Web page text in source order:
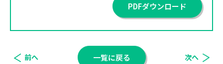
PDFダウンロード
前へ 一覧に戻る 次へ